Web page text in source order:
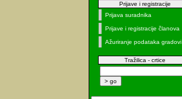
Prijave i registracije
Prijava suradnika
Prijave i registracije članova
Ažuriranje podataka gradovi
Tražilica - crtice